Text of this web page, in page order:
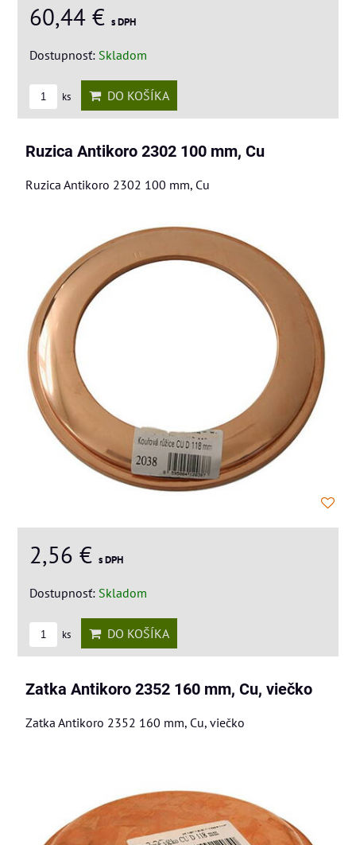
60,44 € s DPH
Dostupnosť: Skladom
ks DO KOŠÍKA
Ruzica Antikoro 2302 100 mm, Cu
Ruzica Antikoro 2302 100 mm, Cu
2,56 € s DPH
Dostupnosť: Skladom
ks DO KOŠÍKA
Zatka Antikoro 2352 160 mm, Cu, viečko
Zatka Antikoro 2352 160 mm, Cu, viečko